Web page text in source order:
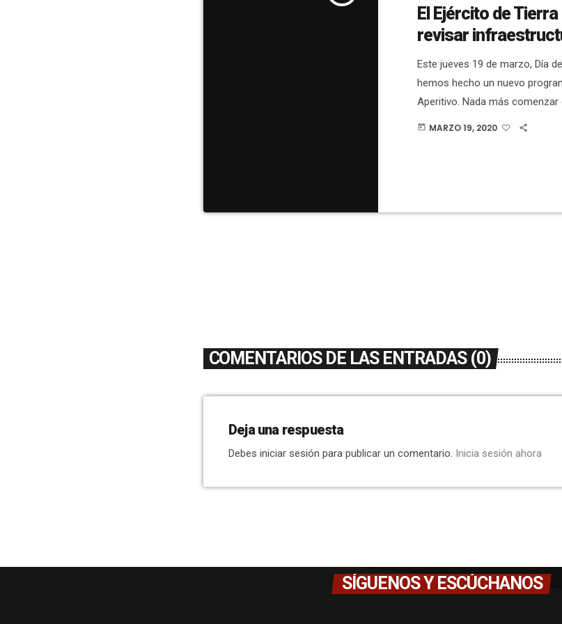
El Ejército de
revisar
Este jueves 19 de marzo, Día
hemos hecho un nuevo
Aperitivo. Nada más
comentado la presencia en
today MARZO 19, 2020
COMENTARIOS DE LAS ENTRADAS (0)
Deja una respuesta
Debes iniciar sesión para publicar un comentario. Inicia sesión ahora
SÍGUENOS Y ESCÚCHANOS